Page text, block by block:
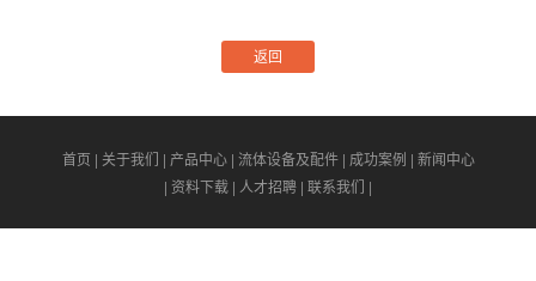
返回
首页 | 关于我们 | 产品中心| 流体设备及配件| 成功案例 | 新闻中心
| 资料下载 | 人才招聘 | 联系我们 |